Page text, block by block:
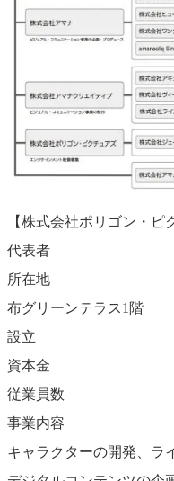
【株式会社ポリゴン・
代表者 代表取
所在地 東京都
布グリーンテラス1階
設立 1983
資本金 2億
従業員数 169名
事業内容 CGアニ
キャラクターの開発、ラ